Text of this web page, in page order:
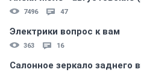
7496 47
Электрики вопрос к вам
363 16
Салонное зеркало заднего